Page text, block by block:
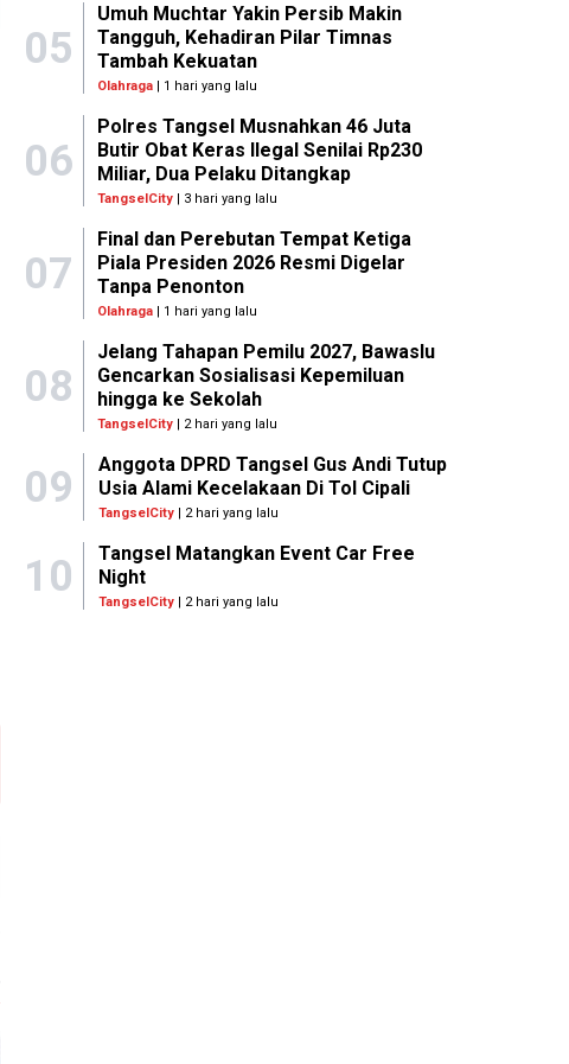
05
Umuh Muchtar Yakin Persib Makin
Tangguh, Kehadiran Pilar Timnas
Tambah Kekuatan
Olahraga | 1 hari yang lalu
06
Polres Tangsel Musnahkan 46 Juta
Butir Obat Keras Ilegal Senilai Rp230
Miliar, Dua Pelaku Ditangkap
TangselCity | 3 hari yang lalu
07
Final dan Perebutan Tempat Ketiga
Piala Presiden 2026 Resmi Digelar
Tanpa Penonton
Olahraga | 1 hari yang lalu
08
Jelang Tahapan Pemilu 2027, Bawaslu
Gencarkan Sosialisasi Kepemiluan
hingga ke Sekolah
TangselCity | 2 hari yang lalu
09
Anggota DPRD Tangsel Gus Andi Tutup
Usia Alami Kecelakaan Di Tol Cipali
TangselCity| 2 hari yang lalu
10
Tangsel Matangkan Event Car Free
Night
TangselCity| 2 hari yang lalu